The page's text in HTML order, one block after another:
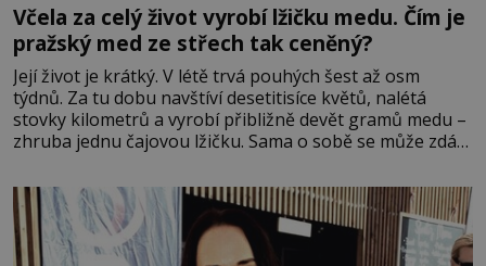
Včela za celý život vyrobí lžičku medu. Čím je
pražský med ze střech tak ceněný?
Její život je krátký. V létě trvá pouhých šest až osm
týdnů. Za tu dobu navštíví desetitisíce květů, nalétá
stovky kilometrů a vyrobí přibližně devět gramů medu –
zhruba jednu čajovou lžičku. Sama o sobě se může zdát
tisíc příslušnic svého včelstva, vznikne jeden z
nejdokonalejších organismů